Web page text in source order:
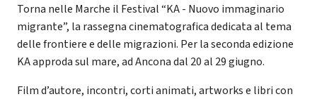
Torna nelle Marche il Festival “KA - Nuovo immaginario
migrante”, la rassegna cinematografica dedicata al tema
delle frontiere e delle migrazioni. Per la seconda edizione
KA approda sul mare, ad Ancona dal 20 al 29 giugno.
Film d’autore, incontri, corti animati, artworks e libri con